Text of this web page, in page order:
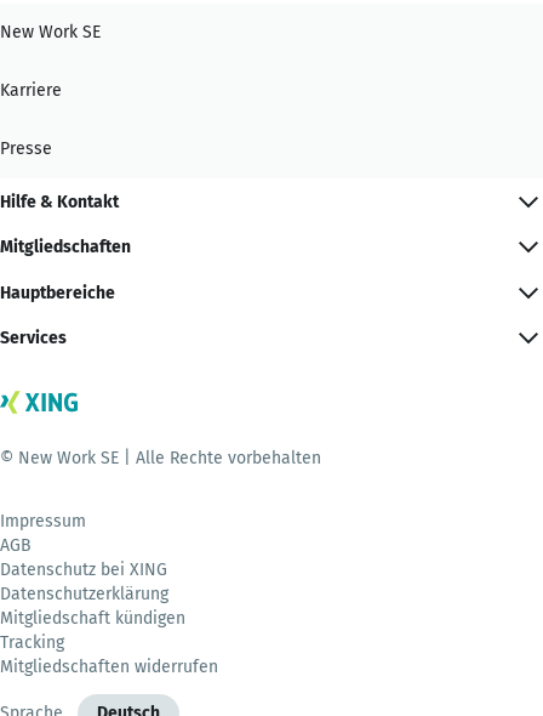
New Work SE
Karriere
Presse
Hilfe & Kontakt
Mitgliedschaften
Hauptbereiche
Services
© New Work SE | Alle Rechte vorbehalten
Impressum
AGB
Datenschutz bei XING
Datenschutzerklärung
Mitgliedschaft kündigen
Tracking
Mitgliedschaften widerrufen